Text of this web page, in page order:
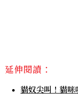
延伸閱讀：
貓奴尖叫！貓咪